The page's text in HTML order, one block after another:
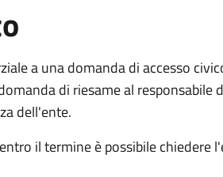
a una domanda di accesso
di riesame al responsabile
dell'ente.
il termine è possibile chiedere